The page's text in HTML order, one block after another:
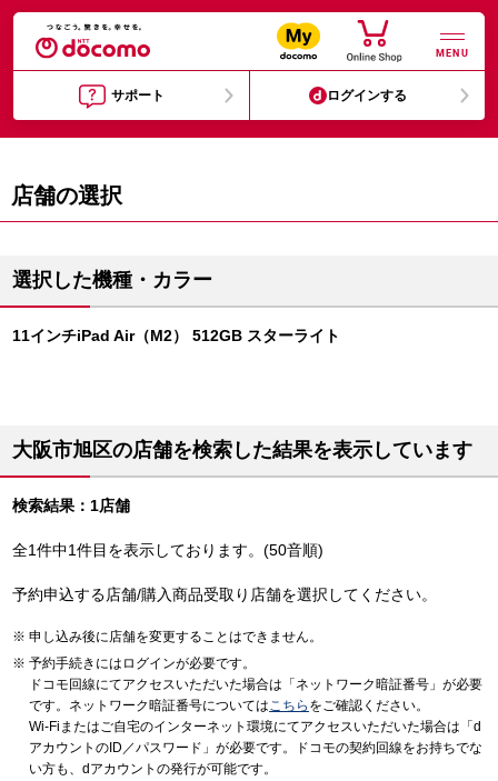
MENU
サポート ログインする
店舗の選択
選択した機種・カラー
11インチiPad Air（M2） 512GB スターライト
大阪市旭区の店舗を検索した結果を表示しています
検索結果：1店舗
全1件中1件目を表示しております。(50音順)
予約申込する店舗/購入商品受取り店舗を選択してください。
申し込み後に店舗を変更することはできません。
予約手続きにはログインが必要です。
ドコモ回線にてアクセスいただいた場合は「ネットワーク暗証番号」が必要
です。ネットワーク暗証番号についてはこちら をご確認ください。
Wi-Fiまたはご自宅のインターネット環境にてアクセスいただいた場合は「d
アカウントのID／パスワード」が必要です。ドコモの契約回線をお持ちでな
い方も、dアカウントの発行が可能です。